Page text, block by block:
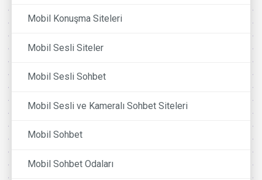
Mobil Konuşma Siteleri
Mobil Sesli Siteler
Mobil Sesli Sohbet
Mobil Sesli ve Kameralı Sohbet Siteleri
Mobil Sohbet
Mobil Sohbet Odaları